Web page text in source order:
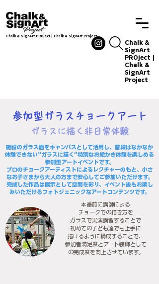
Chalk & SignArt PROject | Chalk & SignArt Project
Chalk &
SignArt
PROject |
Chalk &
SignArt
Project
参加型ガラスチョークアー ト
ガラスに描く非日常体験
施設のガラス面をキャンバスとして活用し、普段はなかなか
体験できない“ガラスに描く”特別なお絵かき体験を楽しめる
参加型アートイベントです。
プロのチョークアーティストによるレクチャーのもと、小さ
なお子さまから大人の方まで安心してご参加いただけます。
完成した作品は展示として空間を彩り、イベント後もお楽し
みいただけるフォトジェニックなアートコンテンツです。
本番前に講師による
チョークでの描き方を
ガラスで実演講習することで
初めての子ども達でも上手に
描けるように構成することで、
参加者満足度とアート装飾として
の完成度を向上させています。